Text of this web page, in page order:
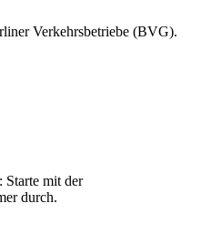
Verkehrsbetriebe (BVG).
Starte mit der
durch.